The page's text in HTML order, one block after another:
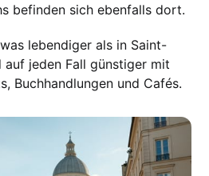
befinden sich ebenfalls dort.
lebendiger als in Saint-
auf jeden Fall günstiger mit
Buchhandlungen und Cafés.